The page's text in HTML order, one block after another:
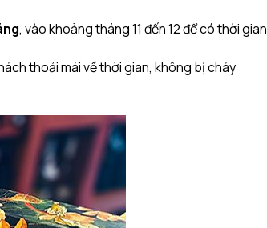
, vào khoảng tháng 11 đến 12 để có thời gian
thoải mái về thời gian, không bị cháy